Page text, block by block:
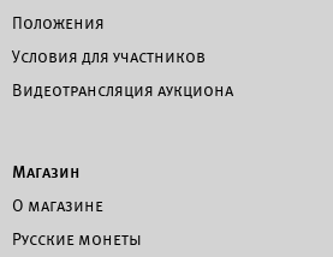
Положения
Условия для участников
Видеотрансляция аукциона
Магазин
О магазине
Русские монеты